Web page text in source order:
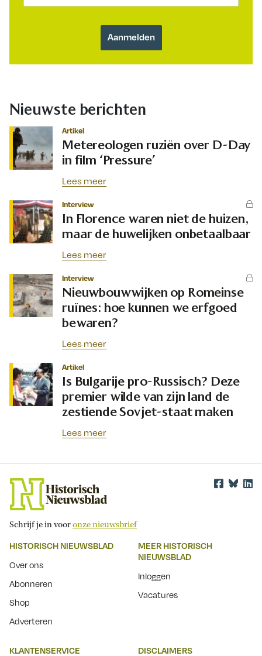
Nieuwste berichten
Artikel
Metereologen ruziën over D-Day
in film ‘Pressure’
Lees meer
Interview
In Florence waren niet de huizen,
maar de huwelijken onbetaalbaar
Lees meer
Interview
Nieuwbouwwijken op Romeinse
ruïnes: hoe kunnen we erfgoed
bewaren?
Lees meer
Artikel
Is Bulgarije pro-Russisch? Deze
premier wilde van zijn land de
zestiende Sovjet-staat maken
Lees meer
Schrijf je in vooronze nieuwsbrief
HISTORISCH NIEUWSBLAD
Over ons
Abonneren
Shop
Adverteren
MEER HISTORISCH
NIEUWSBLAD
Inloggen
Vacatures
KLANTENSERVICE DISCLAIMERS